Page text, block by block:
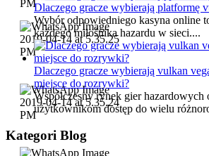
Dlaczego gracze wybierają platformę
Wybór odpowiedniego kasyna online
każdego miłośnika hazardu w sieci....
Dlaczego gracze wybierają vulkan
miejsce do rozrywki?
Współczesny rynek gier hazardowych
użytkownikom dostęp do wielu
Kategori Blog